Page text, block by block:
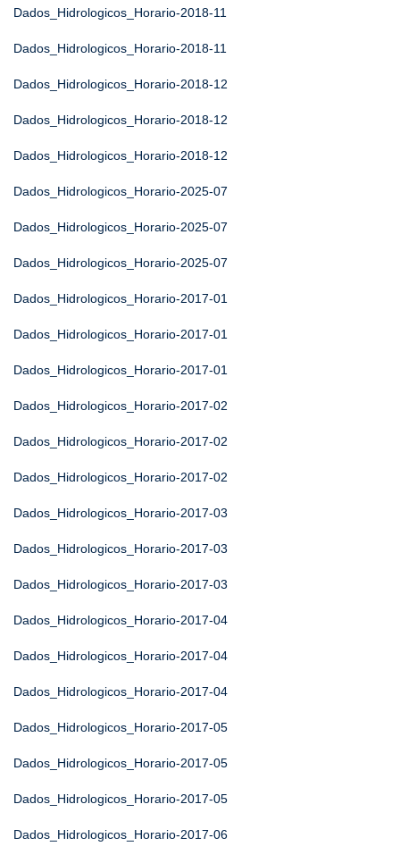
Dados_Hidrologicos_Horario-2018-11
Dados_Hidrologicos_Horario-2018-11
Dados_Hidrologicos_Horario-2018-12
Dados_Hidrologicos_Horario-2018-12
Dados_Hidrologicos_Horario-2018-12
Dados_Hidrologicos_Horario-2025-07
Dados_Hidrologicos_Horario-2025-07
Dados_Hidrologicos_Horario-2025-07
Dados_Hidrologicos_Horario-2017-01
Dados_Hidrologicos_Horario-2017-01
Dados_Hidrologicos_Horario-2017-01
Dados_Hidrologicos_Horario-2017-02
Dados_Hidrologicos_Horario-2017-02
Dados_Hidrologicos_Horario-2017-02
Dados_Hidrologicos_Horario-2017-03
Dados_Hidrologicos_Horario-2017-03
Dados_Hidrologicos_Horario-2017-03
Dados_Hidrologicos_Horario-2017-04
Dados_Hidrologicos_Horario-2017-04
Dados_Hidrologicos_Horario-2017-04
Dados_Hidrologicos_Horario-2017-05
Dados_Hidrologicos_Horario-2017-05
Dados_Hidrologicos_Horario-2017-05
Dados_Hidrologicos_Horario-2017-06